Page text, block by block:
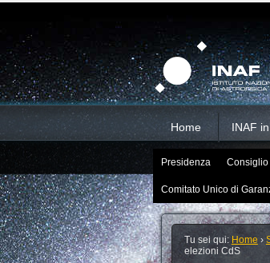
contenuti.
Salta
alla
navigazione
Home INAF
Presidenza Consiglio
Comitato Unico di
Tu sei qui: Home ›
elezioni CdS